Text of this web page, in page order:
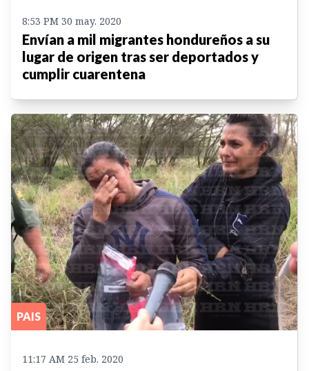
8:53 PM 30 may. 2020
Envían a mil migrantes hondureños a su
lugar de origen tras ser deportados y
cumplir cuarentena
PAIS
11:17 AM 25 feb. 2020